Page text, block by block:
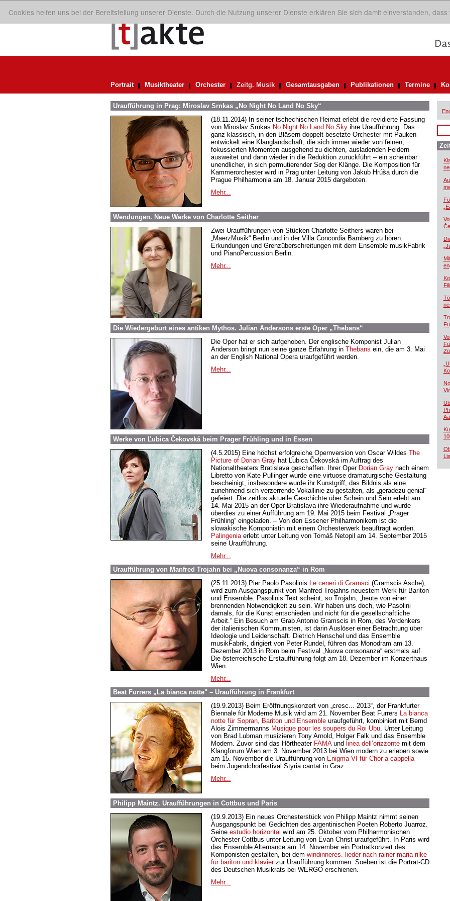
Cookies helfen uns bei der Bereitstellung unserer Dienste. Durch die Nutzung unserer Dienste erklären Sie sich damit einverstanden, dass
Portrait Musiktheater Orchester Zeitg. Musik Gesamtausgaben Publikationen Termine
Uraufführung in Prag: Miroslav Srnkas „No Night No Land No Sky“
(18.11.2014) In seiner tschechischen Heimat erlebt die revidierte Fassung
von Miroslav Srnkas No Night No Land No Skyihre Uraufführung. Das
ganz klassisch, in den Bläsern doppelt besetzte Orchester mit Pauken
entwickelt eine Klanglandschaft, die sich immer wieder von feinen,
fokussierten Momenten ausgehend zu dichten, ausladenden Feldern
ausweitet und dann wieder in die Reduktion zurückführt – ein scheinbar
unendlicher, in sich permutierender Sog der Klänge. Die Komposition für
Kammerorchester wird in Prag unter Leitung von Jakub Hrúša durch die
Prague Philharmonia am 18. Januar 2015 dargeboten.
Mehr...
Wendungen. Neue Werke von Charlotte Seither
Zwei Uraufführungen von Stücken Charlotte Seithers waren bei
„MaerzMusik“ Berlin und in der Villa Concordia Bamberg zu hören:
Erkundungen und Grenzüberschreitungen mit dem Ensemble musikFabrik
und PianoPercussion Berlin.
Mehr...
Die Wiedergeburt eines antiken Mythos. Julian Andersons erste Oper „Thebans“
Die Oper hat er sich aufgehoben. Der englische Komponist Julian
Anderson bringt nun seine ganze Erfahrung in Thebans ein, die am 3. Mai
an der English National Opera uraufgeführt werden.
Mehr...
Werke von Ľubica Čekovská beim Prager Frühling und in Essen
(4.5.2015) Eine höchst erfolgreiche Opernversion von Oscar Wildes The
Picture of Dorian Grayhat Ľubica Čekovská im Auftrag des
Nationaltheaters Bratislava geschaffen. Ihrer Oper Dorian Graynach einem
Libretto von Kate Pullinger wurde eine virtuose dramaturgische Gestaltung
bescheinigt, insbesondere wurde ihr Kunstgriff, das Bildnis als eine
zunehmend sich verzerrende Vokallinie zu gestalten, als „geradezu genial“
gefeiert. Die zeitlos aktuelle Geschichte über Schein und Sein erlebt am
14. Mai 2015 an der Oper Bratislava ihre Wiederaufnahme und wurde
überdies zu einer Aufführung am 19. Mai 2015 beim Festival „Prager
Frühling“ eingeladen. – Von den Essener Philharmonikern ist die
slowakische Komponistin mit einem Orchesterwerk beauftragt worden.
Palingeniaerlebt unter Leitung von Tomáš Netopil am 14. September 2015
seine Uraufführung.
Mehr...
Uraufführung von Manfred Trojahn bei „Nuova consonanza“ in Rom
(25.11.2013) Pier Paolo Pasolinis Le ceneri di Gramsci (Gramscis Asche),
wird zum Ausgangspunkt von Manfred Trojahns neuestem Werk für Bariton
und Ensemble. Pasolinis Text scheint, so Trojahn, „heute von einer
brennenden Notwendigkeit zu sein. Wir haben uns doch, wie Pasolini
damals, für die Kunst entschieden und nicht für die gesellschaftliche
Arbeit.“ Ein Besuch am Grab Antonio Gramscis in Rom, des Vordenkers
der italienischen Kommunisten, ist darin Auslöser einer Betrachtung über
Ideologie und Leidenschaft. Dietrich Henschel und das Ensemble
musikFabrik, dirigiert von Peter Rundel, führen das Monodram am 13.
Dezember 2013 in Rom beim Festival „Nuova consonanza“ erstmals auf.
Die österreichische Erstaufführung folgt am 18. Dezember im Konzerthaus
Wien.
Mehr...
Beat Furrers „La bianca notte" – Uraufführung in Frankfurt
(19.9.2013) Beim Eröffnungskonzert von „cresc... 2013“, der Frankfurter
Biennale für Moderne Musik wird am 21. November Beat Furrers La bianca
notte für Sopran, Bariton und Ensembleuraufgeführt, kombiniert mit Bernd
Alois Zimmermanns Musique pour les soupers du Roi Ubu. Unter Leitung
von Brad Lubman musizieren Tony Arnold, Holger Falk und das Ensemble
Modern. Zuvor sind das Hörtheater FAMA und linea dell’orizzontemit dem
Klangforum Wien am 3. November 2013 bei Wien modern zu erleben sowie
am 15. November die Uraufführung von Enigma VI für Chor a cappella
beim Jugendchorfestival Styria cantat in Graz.
Mehr...
Philipp Maintz. Uraufführungen in Cottbus und Paris
(19.9.2013) Ein neues Orchesterstück von Philipp Maintz nimmt seinen
Ausgangspunkt bei Gedichten des argentinischen Poeten Roberto Juarroz.
Seine estudio horizontal wird am 25. Oktober vom Philharmonischen
Orchester Cottbus unter Leitung von Evan Christ uraufgeführt. In Paris wird
das Ensemble Alternance am 14. November ein Porträtkonzert des
Komponisten gestalten, bei dem windinneres. lieder nach rainer maria rilke
für bariton und klavier zur Uraufführung kommen. Soeben ist die Porträt-CD
des Deutschen Musikrats bei WERGO erschienen.
Mehr...